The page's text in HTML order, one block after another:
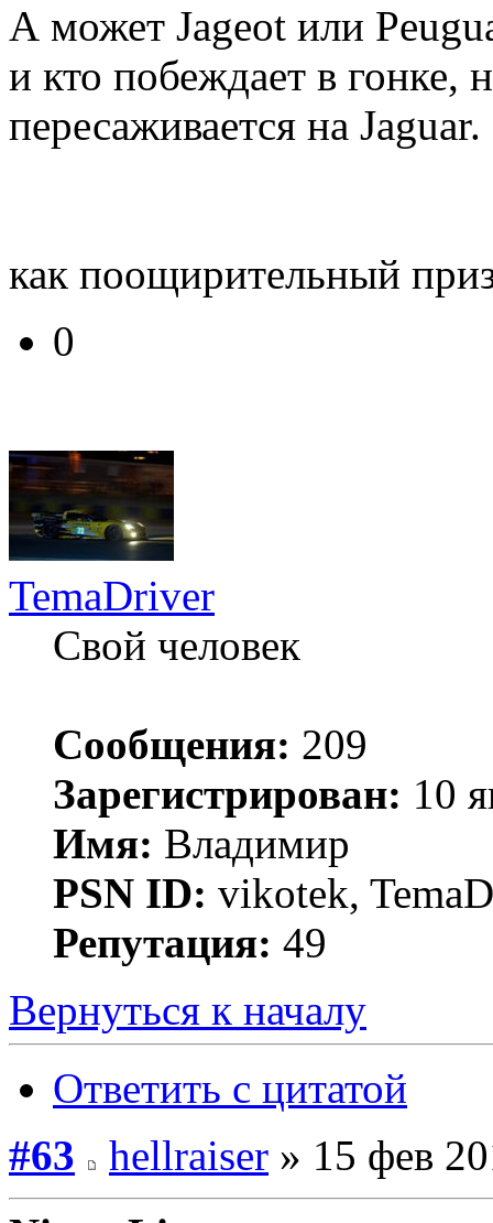
А может Jageot или
и кто побеждает в гонке,
пересаживается на Jaguar.
как поощирительный
0
TemaDriver
Свой человек
Сообщения: 209
Зарегистрирован: 10
Имя: Владимир
PSN ID: vikotek,
Репутация: 49
Вернуться к началу
Ответить с цитатой
#63
hellraiser » 15 фев